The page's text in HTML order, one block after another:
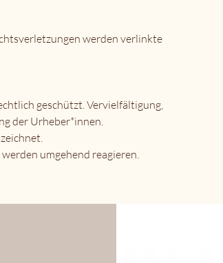
werden verlinkte
geschützt. Vervielfältigung,
der Urheber*innen.
umgehend reagieren.